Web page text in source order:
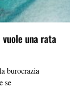
una rata
burocrazia
se